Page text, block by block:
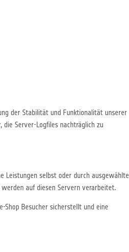
der Stabilität und Funktionalität unserer
Server-Logfiles nachträglich zu
Leistungen selbst oder durch ausgewählte
auf diesen Servern verarbeitet.
Besucher sicherstellt und eine